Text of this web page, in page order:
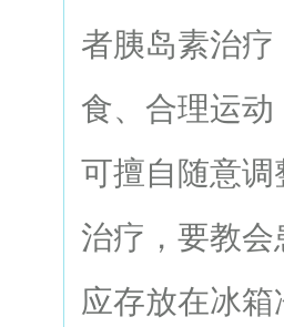
者胰岛素治
食、合理运
可擅自随意
治疗，要教
应存放在冰